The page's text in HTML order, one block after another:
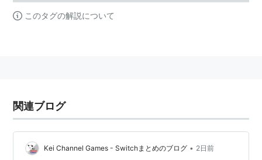
このタグの解説について
関連ブログ
Kei Channel Games - Switchまとめのブログ • 2日前